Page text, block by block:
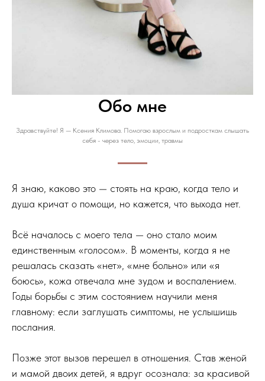
Обо мне
Здравствуйте! Я — Ксения Климова. Помогаю взрослым и подросткам слышать
себя - через тело, эмоции, травмы
Я знаю, каково это — стоять на краю, когда тело и
душа кричат о помощи, но кажется, что выхода нет.
Всё началось с моего тела — оно стало моим
единственным «голосом». В моменты, когда я не
решалась сказать «нет», «мне больно» или «я
боюсь», кожа отвечала мне зудом и воспалением.
Годы борьбы с этим состоянием научили меня
главному: если заглушать симптомы, не услышишь
послания.
Позже этот вызов перешел в отношения. Став женой
и мамой двоих детей, я вдруг осознала: за красивой